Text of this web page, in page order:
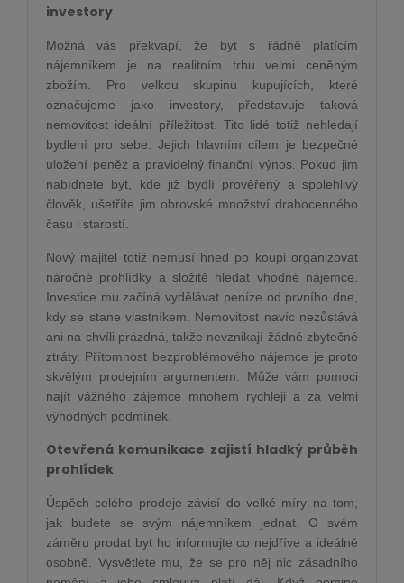
investory
Možná vás překvapí, že byt s řádně platícím
nájemníkem je na realitním trhu velmi ceněným
zbožím. Pro velkou skupinu kupujících, které
označujeme jako investory, představuje taková
nemovitost ideální příležitost. Tito lidé totiž nehledají
bydlení pro sebe. Jejich hlavním cílem je bezpečné
uložení peněz a pravidelný finanční výnos. Pokud jim
nabídnete byt, kde již bydlí prověřený a spolehlivý
člověk, ušetříte jim obrovské množství drahocenného
času i starostí.
Nový majitel totiž nemusí hned po koupi organizovat
náročné prohlídky a složitě hledat vhodné nájemce.
Investice mu začíná vydělávat peníze od prvního dne,
kdy se stane vlastníkem. Nemovitost navíc nezůstává
ani na chvíli prázdná, takže nevznikají žádné zbytečné
ztráty. Přítomnost bezproblémového nájemce je proto
skvělým prodejním argumentem. Může vám pomoci
najít vážného zájemce mnohem rychleji a za velmi
výhodných podmínek.
Otevřená komunikace zajistí hladký průběh
prohlídek
Úspěch celého prodeje závisí do velké míry na tom,
jak budete se svým nájemníkem jednat. O svém
záměru prodat byt ho informujte co nejdříve a ideálně
osobně. Vysvětlete mu, že se pro něj nic zásadního